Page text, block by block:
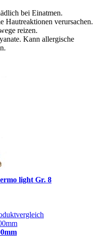
bei Einatmen.
Hautreaktionen verursachen.
reizen.
Kann allergische
light Gr. 8